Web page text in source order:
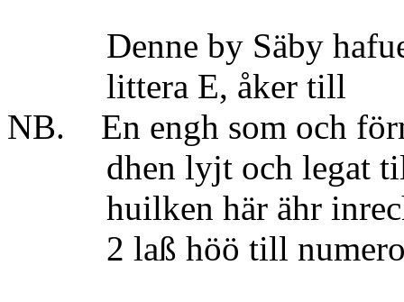
Denne by Säby
littera E,
NB. En engh som och
dhen lyjt och legat till
huilken här ähr
2 laß höö till